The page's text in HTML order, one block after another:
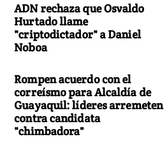
ADN rechaza que Osvaldo
Hurtado llame
"criptodictador" a Daniel
Noboa
Rompen acuerdo con el
correísmo para Alcaldía de
Guayaquil: líderes arremeten
contra candidata
"chimbadora"